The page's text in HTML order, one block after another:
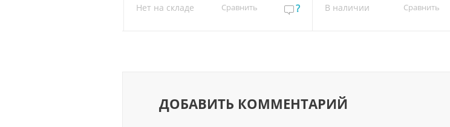
Нет на складе Сравнить ? В наличии Сравнить
ДОБАВИТЬ КОММЕНТАРИЙ